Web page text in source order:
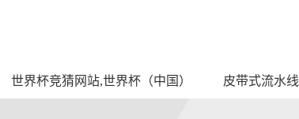
世界杯竞猜网站,世界杯（中国） 皮带式流水线